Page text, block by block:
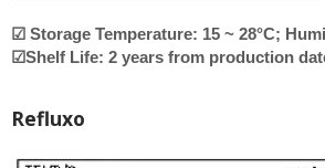
☑ Storage Temperature: 15 ~ 28°C;
☑Shelf Life: 2 years from production
Refluxo